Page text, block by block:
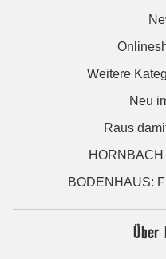
Weitere
Neu
Raus
BODENHAUS:
Über